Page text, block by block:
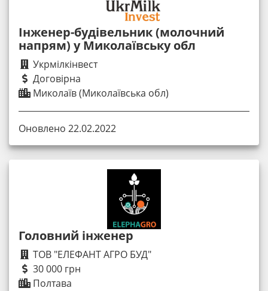
Інженер-будівельник (молочний
напрям) у Миколаївську обл
Укрмілкінвест
Договірна
Миколаїв (Миколаївська обл)
Оновлено 22.02.2022
Головний інженер
ТОВ "ЕЛЕФАНТ АГРО БУД"
30 000 грн
Полтава